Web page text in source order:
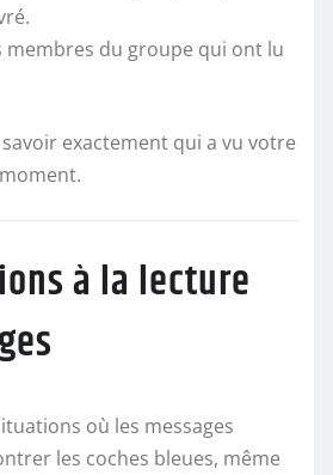
membres du groupe qui ont lu
exactement qui a vu votre
à la lecture
où les messages
les coches bleues, même